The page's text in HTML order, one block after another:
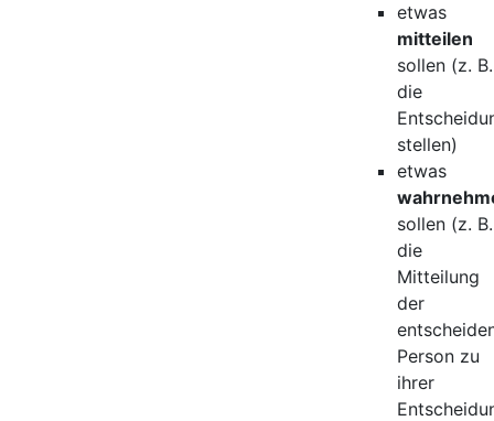
etwas
mitteilen
sollen (z. B.
die
stellen)
etwas
sollen (z. B.
die
Mitteilung
der
Person zu
ihrer